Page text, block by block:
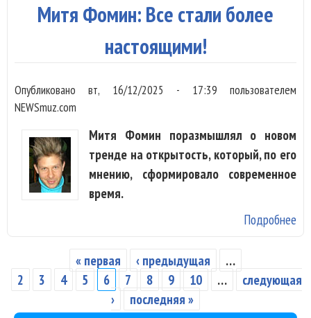
Митя Фомин: Все стали более
настоящими!
Опубликовановт, 16/12/2025 - 17:39 пользователем
NEWSmuz.com
Митя Фомин поразмышлял о новом
тренде на открытость, который, по его
мнению, сформировало современное
время.
Подробнее
Страницы
« первая ‹ предыдущая
…
2
3 4 5 6 7 8 9 10 …
следующая
›
последняя »